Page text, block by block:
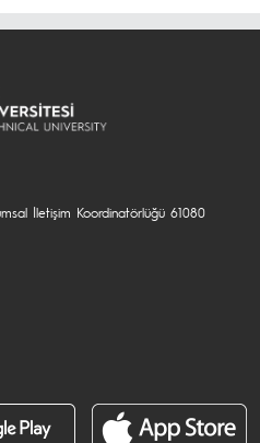
İletişim Koordinatörlüğü 61080